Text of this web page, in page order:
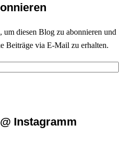
diesen Blog zu abonnieren und
Beiträge via E-Mail zu erhalten.
Instagramm